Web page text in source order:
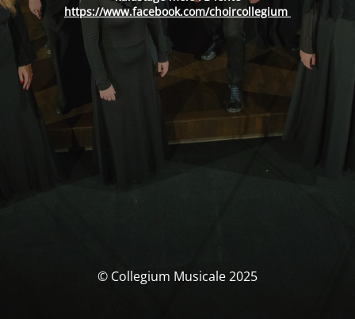
https://www.facebook.com/choircollegium
© Collegium Musicale 2025